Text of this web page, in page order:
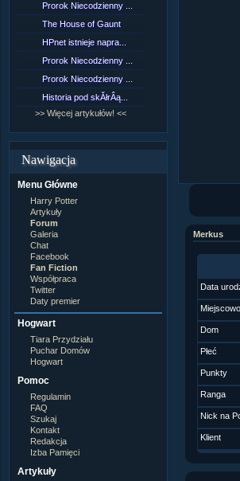
Prorok Niecodzienny ...
The House of Gaunt
HPnet istnieje napra...
Prorok Niecodzienny ...
Prorok Niecodzienny ...
Historia pod skĂłrÂą...
>> Więcej artykułów! <<
Nawigacja
Menu Główne
Harry Potter
Artykuły
Forum
Galeria
Chat
Facebook
Fan Fiction
Współpraca
Twitter
Daty premier
Hogwart
Tiara Przydziału
Puchar Domów
Hogwart
Pomoc
Regulamin
FAQ
Szukaj
Kontakt
Redakcja
Izba Pamięci
Artykuły
Merkus
Data
Dom
Płeć
Punkty
Ranga
Nick na
Klient